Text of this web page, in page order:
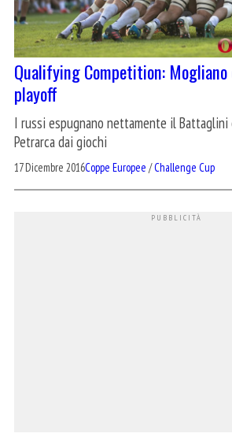
Qualifying Competition: Mogliano
playoff
I russi espugnano nettamente il
Petrarca dai giochi
17 Dicembre 2016Coppe Europee /Challenge Cup